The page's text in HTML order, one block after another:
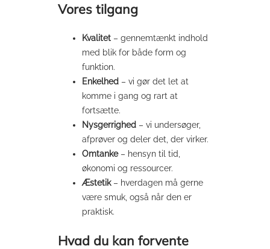
Vores tilgang
Kvalitet – gennemtænkt indhold
med blik for både form og
funktion.
Enkelhed – vi gør det let at
komme i gang og rart at
fortsætte.
Nysgerrighed – vi undersøger,
afprøver og deler det, der virker.
Omtanke– hensyn til tid,
økonomi og ressourcer.
Æstetik– hverdagen må gerne
være smuk, også når den er
praktisk.
Hvad du kan forvente